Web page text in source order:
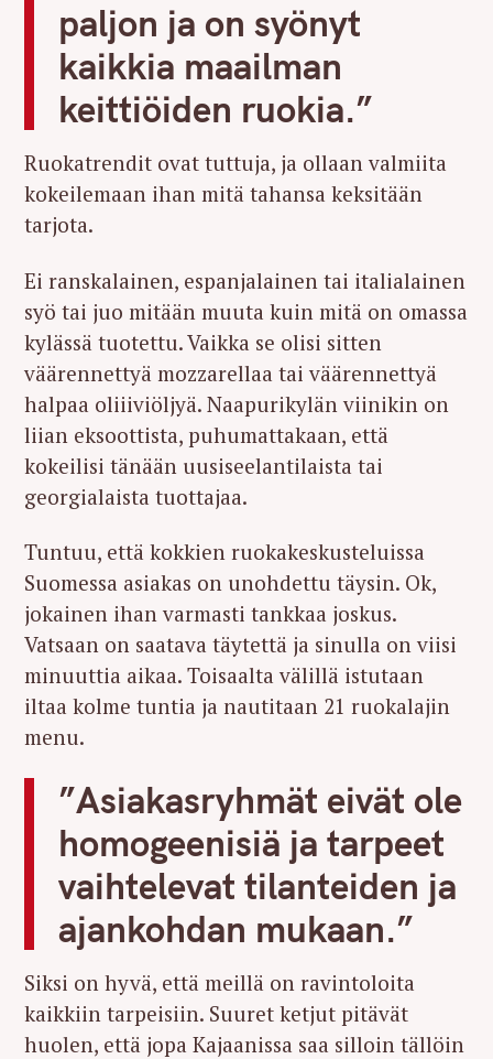
paljon ja on syönyt
kaikkia maailman
keittiöiden ruokia.”
Ruokatrendit ovat tuttuja, ja ollaan valmiita
kokeilemaan ihan mitä tahansa keksitään
tarjota.
Ei ranskalainen, espanjalainen tai italialainen
syö tai juo mitään muuta kuin mitä on omassa
kylässä tuotettu. Vaikka se olisi sitten
väärennettyä mozzarellaa tai väärennettyä
halpaa oliiiviöljyä. Naapurikylän viinikin on
liian eksoottista, puhumattakaan, että
kokeilisi tänään uusiseelantilaista tai
georgialaista tuottajaa.
Tuntuu, että kokkien ruokakeskusteluissa
Suomessa asiakas on unohdettu täysin. Ok,
jokainen ihan varmasti tankkaa joskus.
Vatsaan on saatava täytettä ja sinulla on viisi
minuuttia aikaa. Toisaalta välillä istutaan
iltaa kolme tuntia ja nautitaan 21 ruokalajin
menu.
”Asiakasryhmät eivät ole
homogeenisiä ja tarpeet
vaihtelevat tilanteiden ja
ajankohdan mukaan.”
Siksi on hyvä, että meillä on ravintoloita
kaikkiin tarpeisiin. Suuret ketjut pitävät
huolen, että jopa Kajaanissa saa silloin tällöin